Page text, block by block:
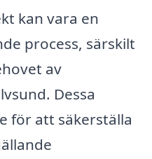
kan vara en
process, särskilt
av
Dessa
för att säkerställa